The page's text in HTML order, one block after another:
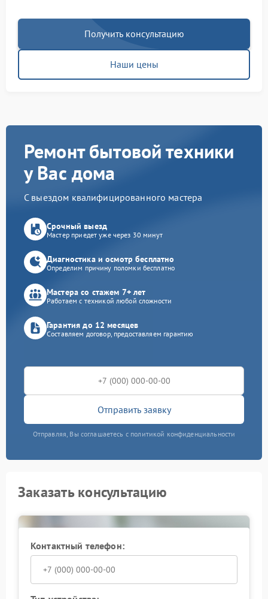
Получить консультацию
Наши цены
Ремонт бытовой техники
у Вас дома
С выездом квалифицированного мастера
Срочный выезд
Мастер приедет уже через 30 минут
Диагностика и осмотр бесплатно
Определим причину поломки бесплатно
Мастера со стажем 7+ лет
Работаем с техникой любой сложности
Гарантия до 12 месяцев
Составляем договор, предоставляем гарантию
Отправить заявку
Отправляя, Вы соглашаетесь с политикой конфиденциальности
Заказать консультацию
Контактный телефон: